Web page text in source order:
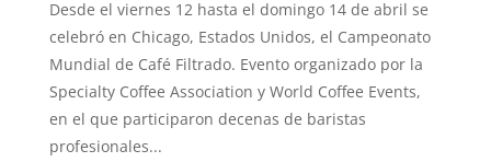
Desde el viernes 12 hasta el domingo 14 de abril se
celebró en Chicago, Estados Unidos, el Campeonato
Mundial de Café Filtrado. Evento organizado por la
Specialty Coffee Association y World Coffee Events,
en el que participaron decenas de baristas
profesionales...